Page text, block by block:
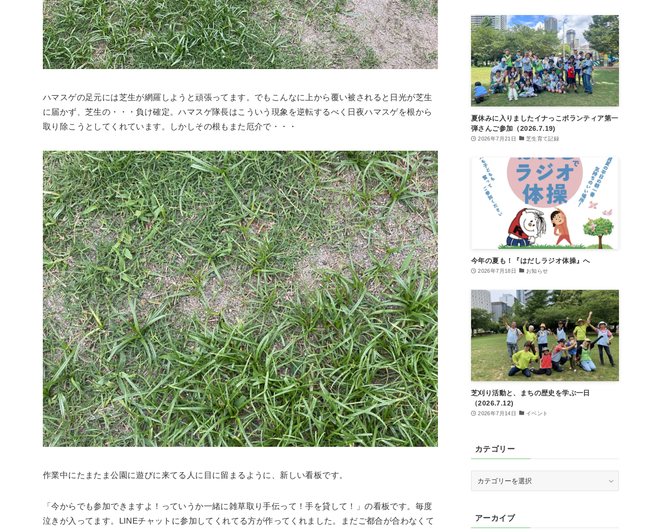
ハマスゲの足元には芝生が網羅しようと頑張ってます。でもこんなに上から覆い被されると日光が芝生
に届かず、芝生の・・・負け確定。ハマスゲ隊長はこういう現象を逆転するべく日夜ハマスゲを根から
取り除こうとしてくれています。しかしその根もまた厄介で・・・
作業中にたまたま公園に遊びに来てる人に目に留まるように、新しい看板です。
「今からでも参加できますよ！っていうか一緒に雑草取り手伝って！手を貸して！」の看板です。毎度
泣きが入ってます。LINEチャットに参加してくれてる方が作ってくれました。まだご都合が合わなくて
夏休みに入りましたイナっこボランティア第一
弾さんご参加（2026.7.19)
2026年7月21日 芝生育て記録
今年の夏も！『はだしラジオ体操』へ
2026年7月18日 お知らせ
芝刈り活動と、まちの歴史を学ぶ一日
（2026.7.12)
2026年7月14日 イベント
カテゴリー
ーアーカイブ